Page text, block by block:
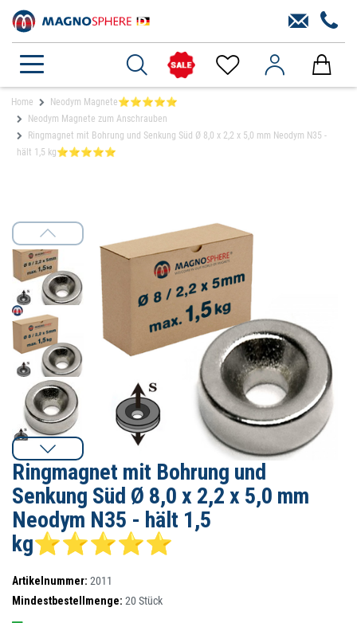
Home
Neodym Magnete⭐⭐⭐⭐⭐
Neodym Magnete zum Anschrauben
Ringmagnet mit Bohrung und Senkung Süd Ø 8,0 x 2,2 x 5,0 mm Neodym N35 -
hält 1,5 kg⭐⭐⭐⭐⭐
Ringmagnet mit Bohrung und
Senkung Süd Ø 8,0 x 2,2 x 5,0 mm
Neodym N35 - hält 1,5
kg⭐⭐⭐⭐⭐
Artikelnummer: 2011
Mindestbestellmenge: 20 Stück